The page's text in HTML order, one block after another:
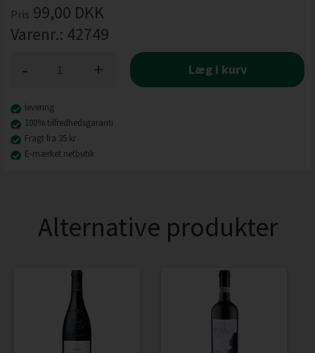
Pris 99,00 DKK
Varenr.: 42749
+
- Læg i kurv
levering
100% tilfredhedsgaranti
Fragt fra 35 kr
E-mærket netbutik
Alternative produkter